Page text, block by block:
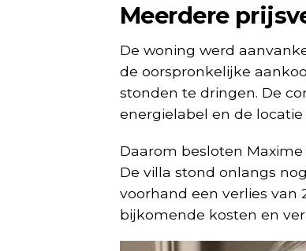
Meerdere
De woning werd
de oorspronkelijke
stonden te dringen. De
energielabel en de
Daarom besloten
De villa stond onlangs
voorhand een verlies van
bijkomende kosten en